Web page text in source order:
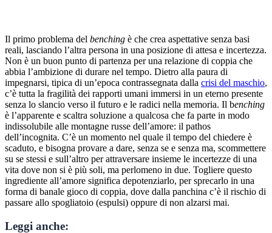
Il primo problema del benching è che crea aspettative senza basi
reali, lasciando l’altra persona in una posizione di attesa e incertezza.
Non è un buon punto di partenza per una relazione di coppia che
abbia l’ambizione di durare nel tempo. Dietro alla paura di
impegnarsi, tipica di un’epoca contrassegnata dalla crisi del maschio,
c’è tutta la fragilità dei rapporti umani immersi in un eterno presente
senza lo slancio verso il futuro e le radici nella memoria. Il benching
è l’apparente e scaltra soluzione a qualcosa che fa parte in modo
indissolubile alle montagne russe dell’amore: il pathos
dell’incognita. C’è un momento nel quale il tempo del chiedere è
scaduto, e bisogna provare a dare, senza se e senza ma, scommettere
su se stessi e sull’altro per attraversare insieme le incertezze di una
vita dove non si è più soli, ma perlomeno in due. Togliere questo
ingrediente all’amore significa depotenziarlo, per sprecarlo in una
forma di banale gioco di coppia, dove dalla panchina c’è il rischio di
passare allo spogliatoio (espulsi) oppure di non alzarsi mai.
Leggi anche: